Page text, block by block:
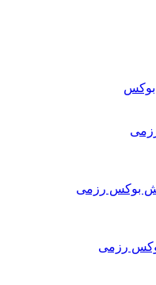
بوکس رزمی
رزمی